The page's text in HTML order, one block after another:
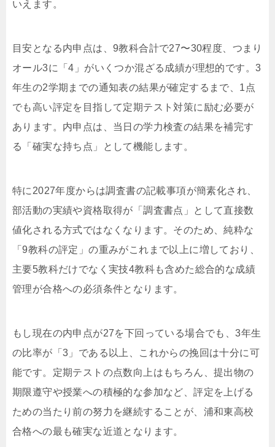
いえます。
目安となる内申点は、9教科合計で27〜30程度、つまり
オール3に「4」がいくつか混ざる成績が理想的です。3
年生の2学期までの通知表の結果が確定するまで、1点
でも高い評定を目指して定期テスト対策に励む必要が
あります。内申点は、当日の学力検査の結果を補完す
る「確実な持ち点」として機能します。
特に2027年度からは調査書の記載事項が簡素化され、
部活動の実績や資格取得が「調査書点」として直接数
値化される方式ではなくなります。そのため、純粋な
「9教科の評定」の重みがこれまで以上に増しており、
主要5教科だけでなく実技4教科も含めた総合的な成績
管理が合格への必須条件となります。
もし現在の内申点が27を下回っている場合でも、3年生
の比率が「3」である以上、これからの挽回は十分に可
能です。定期テストの点数向上はもちろん、提出物の
期限遵守や授業への積極的な参加など、評定を上げる
ための当たり前の努力を継続することが、浦和東高校
合格への最も確実な近道となります。